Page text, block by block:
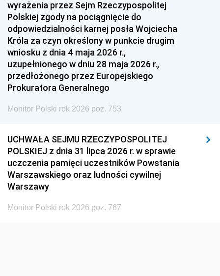
1951 1950 1949
1948 1947
1939 1938 1937
1936 1930
wyrażenia przez Sejm Rzeczypospolitej
Polskiej zgody na pociągnięcie do
odpowiedzialności karnej posła Wojciecha
Króla za czyn określony w punkcie drugim
wniosku z dnia 4 maja 2026 r.,
uzupełnionego w dniu 28 maja 2026 r.,
przedłożonego przez Europejskiego
Prokuratora Generalnego
Monitor Polski rok 2026 poz. 753
UCHWAŁA SEJMU RZECZYPOSPOLITEJ
POLSKIEJ z dnia 31 lipca 2026 r. w sprawie
uczczenia pamięci uczestników Powstania
Warszawskiego oraz ludności cywilnej
Warszawy
Monitor Polski rok 2026 poz. 767